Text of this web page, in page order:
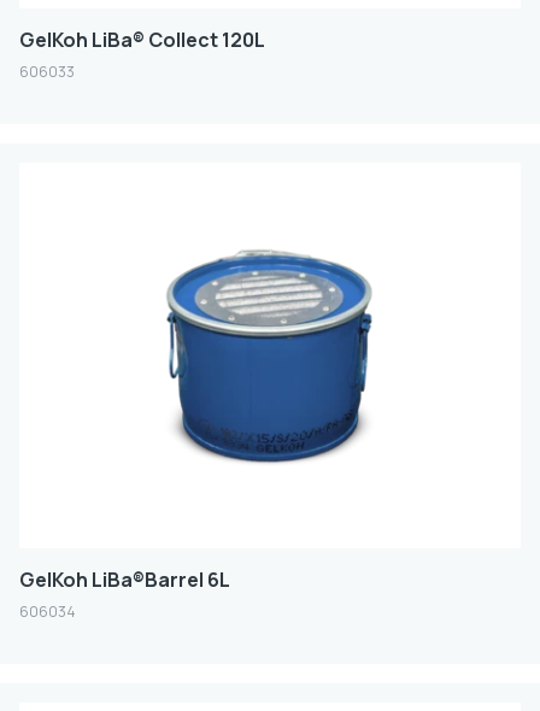
GelKoh LiBa® Collect 120L
606033
GelKoh LiBa®Barrel 6L
606034